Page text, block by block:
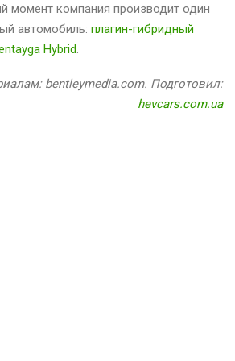
момент компания производит один
автомобиль: плагин-гибридный
Hybrid.
bentleymedia.com. Подготовил:
hevcars.com.ua